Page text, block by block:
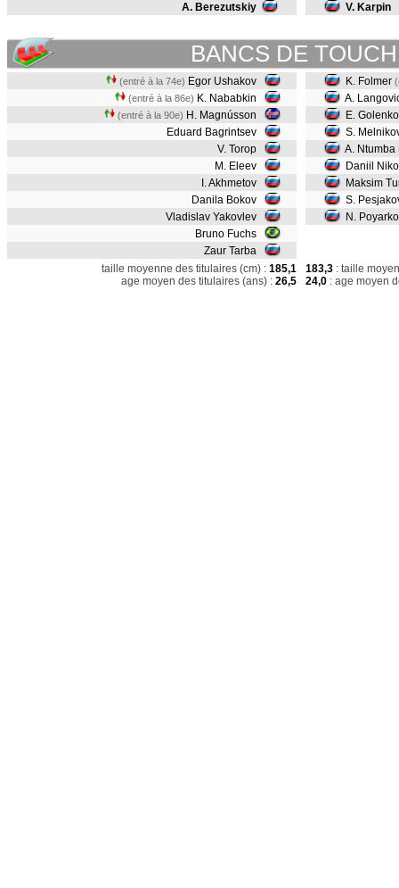
A. Berezutskiy V. Karpin
BANCS DE
(entré à la 74e) Egor Ushakov
(entré à la 86e) K. Nababkin
(entré à la 90e) H. Magnússon
Eduard Bagrintsev
V. Torop
M. Eleev
I. Akhmetov
Danila Bokov
Vladislav Yakovlev
Bruno Fuchs
Zaur Tarba
K. Folmer
A.
E.
S.
A. Ntumba
Daniil
Maksim
S.
N.
taille moyenne des titulaires (cm) : 185,1
age moyen des titulaires (ans) : 26,5
183,3 : taille
24,0 : age moyen